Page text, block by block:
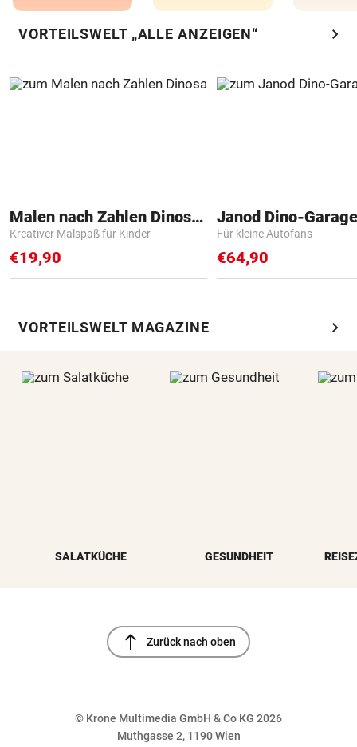
VORTEILSWELT „ALLE ANZEIGEN“ chevron_right
Malen nach Zahlen Dinosaurier
Kreativer Malspaß für Kinder
€19,90
Janod Dino-Garage
Für kleine Autofans
€64,90
VORTEILSWELT MAGAZINE chevron_right
SALATKÜCHE GESUNDHEIT
north Zurück nach oben
© Krone Multimedia GmbH & Co KG 2026
Muthgasse 2, 1190 Wien